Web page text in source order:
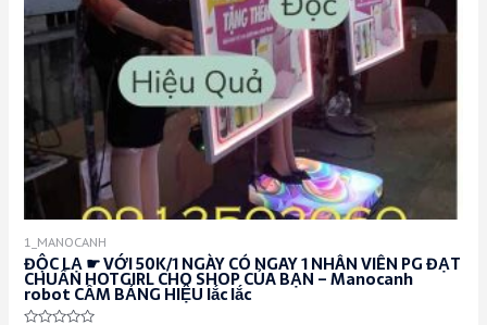
1_MANOCANH
ĐỘC LẠ ☛ VỚI 50K/1 NGÀY CÓ NGAY 1 NHÂN VIÊN PG ĐẠT
CHUẨN HOTGIRL CHO SHOP CỦA BẠN – Manocanh
robot CẦM BẢNG HIỆU lắc lắc